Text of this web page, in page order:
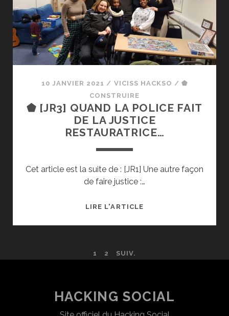
ELLE
CHANGER
LA
CULTURE
DE
LA
10 JANVIER 2021 / VICISS HACKSO /⬟
CONSTRUIRE
⬟ [JR3] QUAND LA POLICE FAIT
DE LA JUSTICE
RESTAURATRICE…
Cet article est la suite de : [JR1] Une autre façon
de faire justice :…
LIRE L'ARTICLE⬟
LA
JUSTICE
PAGINATION
PUBLICATIONS
1 2 SUIV.
HACKING SOCIAL